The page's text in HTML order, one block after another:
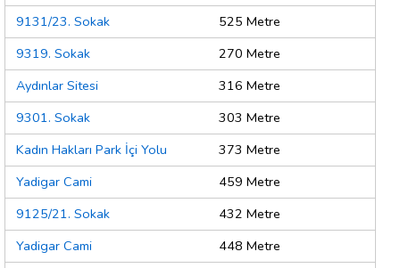
9131/23. Sokak
525 Metre
9319. Sokak
270 Metre
Aydınlar Sitesi
316 Metre
9301. Sokak
303 Metre
Kadın Hakları Park İçi Yolu
373 Metre
Yadigar Cami
459 Metre
9125/21. Sokak
432 Metre
Yadigar Cami
448 Metre